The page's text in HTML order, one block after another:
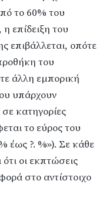
το 60% του
επίδειξη του
επιβάλλεται, οπότε
του
άλλη εμπορική
υπάρχουν
κατηγορίες
το εύρος του
έως ?. %»). Σε κάθε
οι εκπτώσεις
στο αντίστοιχο